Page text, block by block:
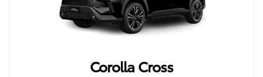
Corolla Cross